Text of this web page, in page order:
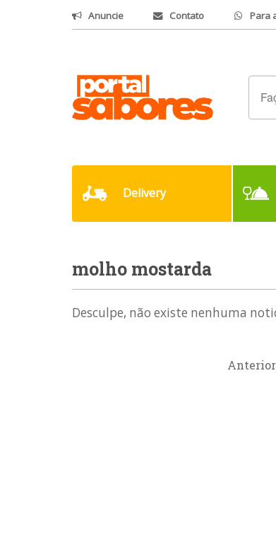
Anuncie Contato Para
Delivery
molho mostarda
Desculpe, não existe nenhuma
Anterior